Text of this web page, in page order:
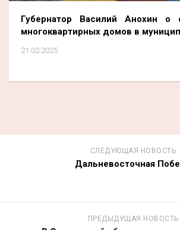
Губернатор Василий Анохин о
многоквартирных домов в
21.02.2025
СЛЕДУЮЩАЯ НОВОСТЬ
Дальневосточная
ПРЕДЫДУЩАЯ НОВОСТЬ